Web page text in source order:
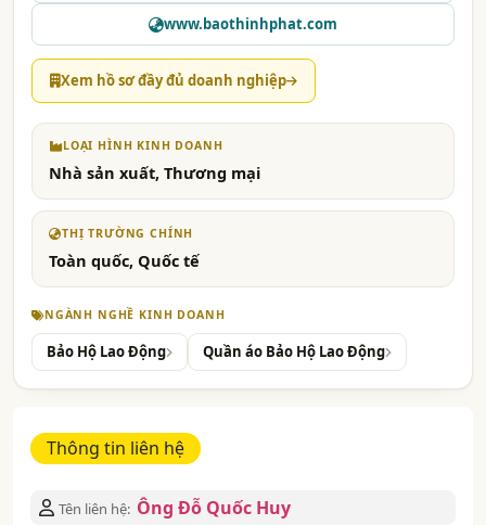
www.baothinhphat.com
Xem hồ sơ đầy đủ doanh nghiệp
LOẠI HÌNH KINH DOANH
Nhà sản xuất, Thương mại
THỊ TRƯỜNG CHÍNH
Toàn quốc, Quốc tế
NGÀNH NGHỀ KINH DOANH
Bảo Hộ Lao Động Quần áo Bảo Hộ Lao Động
Thông tin liên hệ
Tên liên hệ: Ông Đỗ Quốc Huy